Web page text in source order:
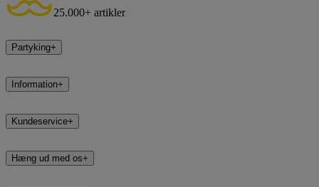
25.000+ artikler
Partyking+
Information+
Kundeservice+
Hæng ud med os+